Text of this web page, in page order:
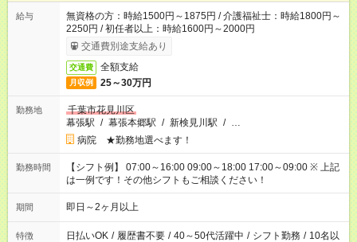
給与
無資格の方：時給1500円～1875円 / 介護福祉士：時給1800円～
2250円 / 初任者以上：時給1600円～2000円
交通費別途支給あり
交通費 全額支給
月収例 25～30万円
勤務地
千葉市花見川区
幕張駅 / 幕張本郷駅 / 新検見川駅 / …
病院 ★勤務地選べます！
勤務時間
【シフト例】 07:00～16:00 09:00～18:00 17:00～09:00 ※ 上記
は一例です！その他シフトもご相談ください！
期間 即日～2ヶ月以上
特徴 日払いOK / 履歴書不要 / 40～50代活躍中 / シフト勤務 / 10名以